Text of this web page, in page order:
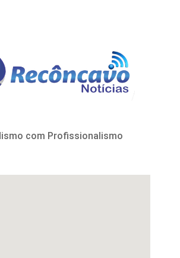
com Profissionalismo